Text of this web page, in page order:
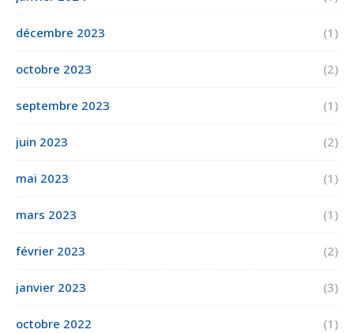
décembre 2023 (1)
octobre 2023 (2)
septembre 2023 (1)
juin 2023 (2)
mai 2023 (1)
mars 2023 (1)
février 2023 (2)
janvier 2023 (3)
octobre 2022 (1)